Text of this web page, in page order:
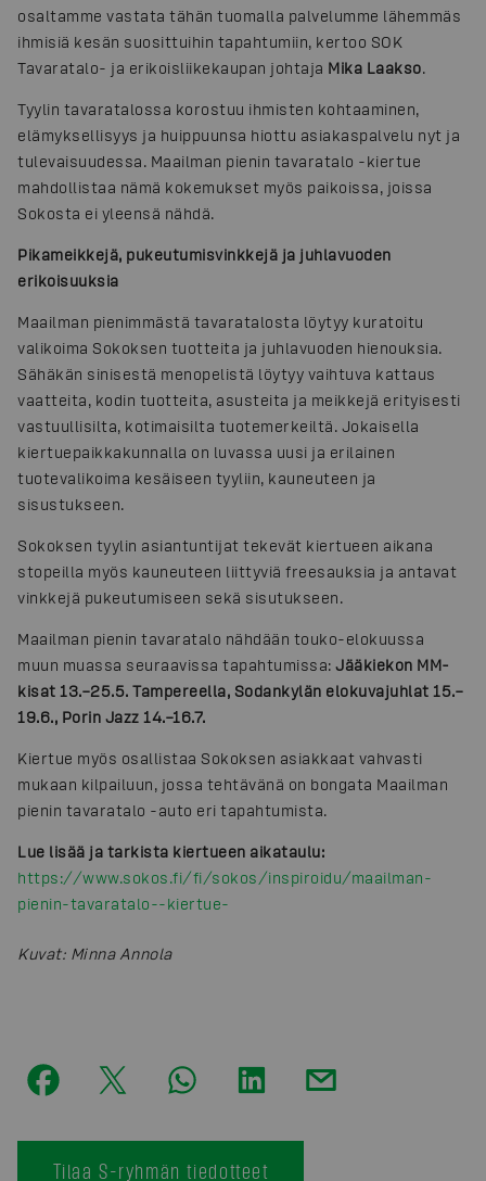
osaltamme vastata tähän tuomalla palvelumme lähemmäs
ihmisiä kesän suosittuihin tapahtumiin, kertoo SOK
Tavaratalo- ja erikoisliikekaupan johtaja Mika Laakso.
Tyylin tavaratalossa korostuu ihmisten kohtaaminen,
elämyksellisyys ja huippuunsa hiottu asiakaspalvelu nyt ja
tulevaisuudessa. Maailman pienin tavaratalo -kiertue
mahdollistaa nämä kokemukset myös paikoissa, joissa
Sokosta ei yleensä nähdä.
Pikameikkejä, pukeutumisvinkkejä ja juhlavuoden
erikoisuuksia
Maailman pienimmästä tavaratalosta löytyy kuratoitu
valikoima Sokoksen tuotteita ja juhlavuoden hienouksia.
Sähäkän sinisestä menopelistä löytyy vaihtuva kattaus
vaatteita, kodin tuotteita, asusteita ja meikkejä erityisesti
vastuullisilta, kotimaisilta tuotemerkeiltä. Jokaisella
kiertuepaikkakunnalla on luvassa uusi ja erilainen
tuotevalikoima kesäiseen tyyliin, kauneuteen ja
sisustukseen.
Sokoksen tyylin asiantuntijat tekevät kiertueen aikana
stopeilla myös kauneuteen liittyviä freesauksia ja antavat
vinkkejä pukeutumiseen sekä sisutukseen.
Maailman pienin tavaratalo nähdään touko-elokuussa
muun muassa seuraavissa tapahtumissa: Jääkiekon MM-
kisat 13.–25.5. Tampereella, Sodankylän elokuvajuhlat 15.–
19.6., Porin Jazz 14.–16.7.
Kiertue myös osallistaa Sokoksen asiakkaat vahvasti
mukaan kilpailuun, jossa tehtävänä on bongata Maailman
pienin tavaratalo -auto eri tapahtumista.
Lue lisää ja tarkista kiertueen aikataulu:
https://www.sokos.fi/fi/sokos/inspiroidu/maailman-
pienin-tavaratalo--kiertue-
Kuvat: Minna Annola
Tilaa S-ryhmän tiedotteet